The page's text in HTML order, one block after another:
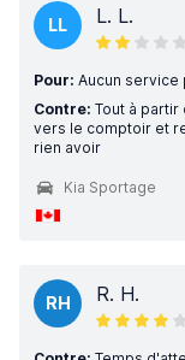
LL L. L.
Pour: Aucun service
Contre: Tout à
vers le comptoir et
rien avoir
Kia Sportage
RH R. H.